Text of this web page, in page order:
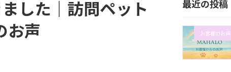
した｜訪問ペット
お声
最近の投稿
お客様のお声